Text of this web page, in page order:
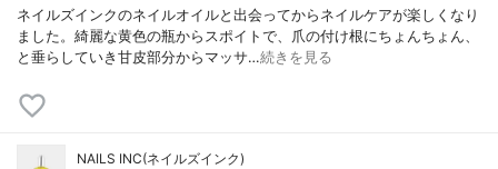
ネイルズインクのネイルオイルと出会ってからネイルケアが楽しくなり
ました。綺麗な黄色の瓶からスポイトで、爪の付け根にちょんちょん、
と垂らしていき甘皮部分からマッサ…続きを見る
NAILS INC(ネイルズインク)